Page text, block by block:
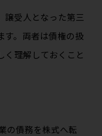
譲受人となった第三
す。両者は債権の扱
く理解しておくこと
の債務を株式へ転